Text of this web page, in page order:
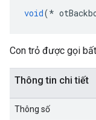
void(*
Con trỏ được gọi
Thông tin chi tiết
Thông số